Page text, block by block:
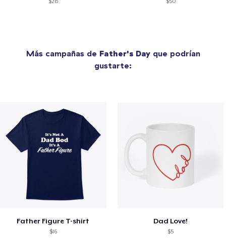
Más campañas de Father's Dayque podrían
gustarte:
Father Figure T-shirt
$16
Dad Love!
$5